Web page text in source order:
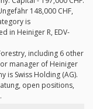
148,000 CHF,
is
in Heiniger R, EDV-
including 6 other
manager of Heiniger
is Swiss Holding (AG).
open positions,